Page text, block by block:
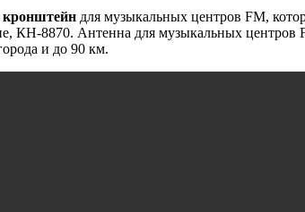
кронштейн для музыкальных центров FM,
КН-8870. Антенна для музыкальных центров
и до 90 км.